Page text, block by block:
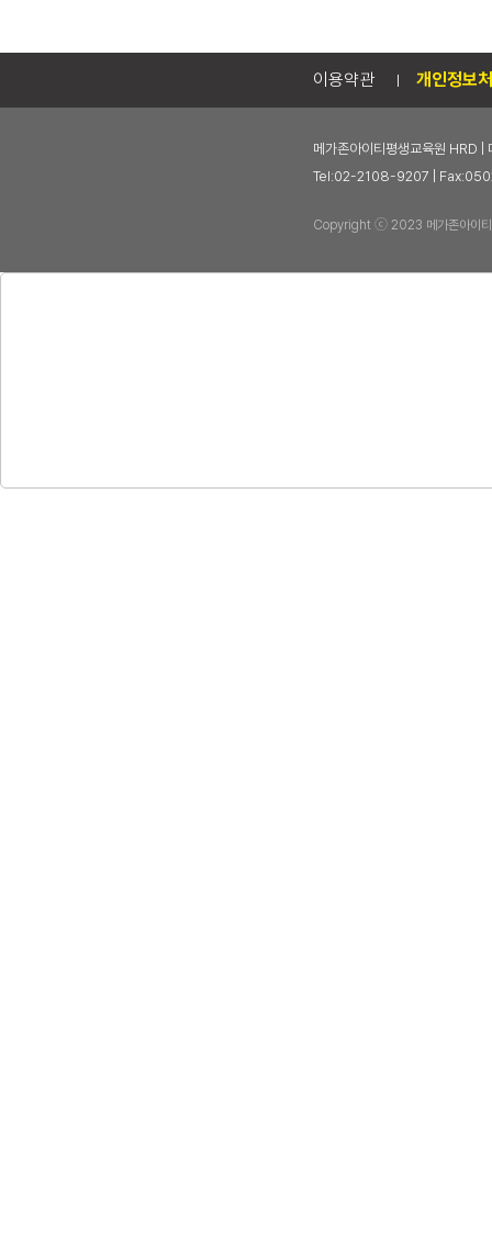
이용약관 개인정보
메가존아이티평생교육원 HRD
Tel:02-2108-9207 |
Copyright ⓒ 2023 메가존아이